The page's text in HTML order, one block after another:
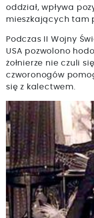
oddział, wpływa
mieszkających tam
Podczas II Wojny
USA pozwolono
żołnierze nie czuli
czworonogów
się z kalectwem.